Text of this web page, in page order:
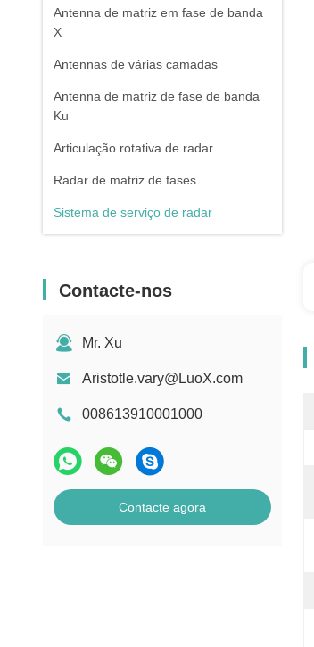
Antenna de matriz em fase de banda
X
Antennas de várias camadas
Antenna de matriz de fase de banda
Ku
Articulação rotativa de radar
Radar de matriz de fases
Sistema de serviço de radar
Contacte-nos
Mr. Xu
Aristotle.vary@LuoX.com
008613910001000
Contacte agora